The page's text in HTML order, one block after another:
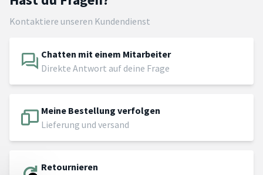
Kontaktiere unseren Kundendienst
Chatten mit einem Mitarbeiter
Direkte Antwort auf deine Frage
Meine Bestellung verfolgen
Lieferung und versand
Retournieren